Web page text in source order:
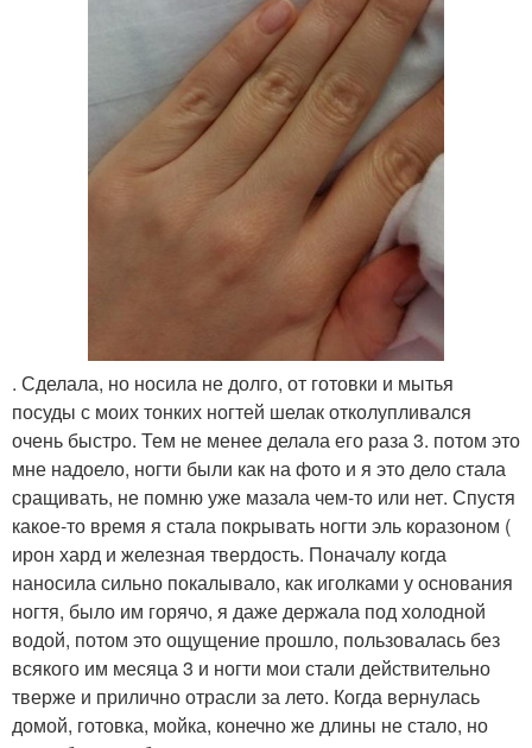
. Сделала, но носила не долго, от готовки и мытья
посуды с моих тонких ногтей шелак отколупливался
очень быстро. Тем не менее делала его раза 3. потом это
мне надоело, ногти были как на фото и я это дело стала
сращивать, не помню уже мазала чем-то или нет. Спустя
какое-то время я стала покрывать ногти эль коразоном (
ирон хард и железная твердость. Поначалу когда
наносила сильно покалывало, как иголками у основания
ногтя, было им горячо, я даже держала под холодной
водой, потом это ощущение прошло, пользовалась без
всякого им месяца 3 и ногти мои стали действительно
тверже и прилично отрасли за лето. Когда вернулась
домой, готовка, мойка, конечно же длины не стало, но